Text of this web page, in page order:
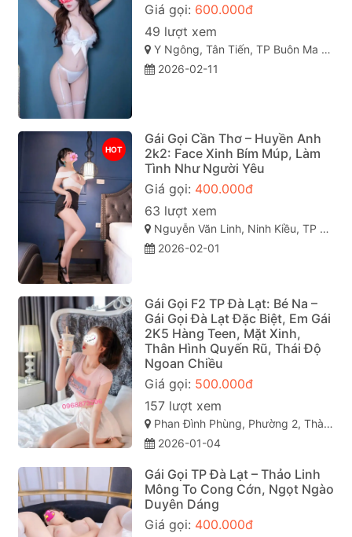
Giá gọi: 600.000đ
49 lượt xem
Y Ngông, Tân Tiến, TP Buôn Ma Thuột, Đắk Lắk
2026-02-11
HOT
Gái Gọi Cần Thơ – Huyền Anh
2k2: Face Xinh Bím Múp, Làm
Tình Như Người Yêu
Giá gọi: 400.000đ
63 lượt xem
Nguyễn Văn Linh, Ninh Kiều, TP cần Thơ
2026-02-01
Gái Gọi F2 TP Đà Lạt: Bé Na –
Gái Gọi Đà Lạt Đặc Biệt, Em Gái
2K5 Hàng Teen, Mặt Xinh,
Thân Hình Quyến Rũ, Thái Độ
Ngoan Chiều
Giá gọi: 500.000đ
157 lượt xem
Phan Đình Phùng, Phường 2, Thành phố Đà Lạt, Lâm Đồng
2026-01-04
Gái Gọi TP Đà Lạt – Thảo Linh
Mông To Cong Cớn, Ngọt Ngào
Duyên Dáng
Giá gọi: 400.000đ